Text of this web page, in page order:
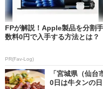
FPが解説！Apple製品を分割手
数料0円で入手する方法とは？
PR(Fav-Log)
「宮城県（仙
0日は牛タンの日